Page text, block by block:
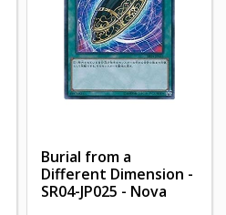
Burial from a
Different Dimension -
SR04-JP025 - Nova